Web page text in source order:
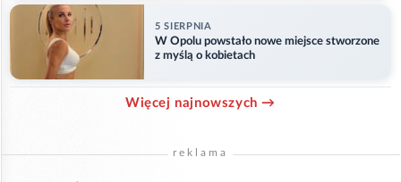
5 SIERPNIA
W Opolu powstało nowe miejsce stworzone
z myślą o kobietach
Więcej najnowszych →
reklama